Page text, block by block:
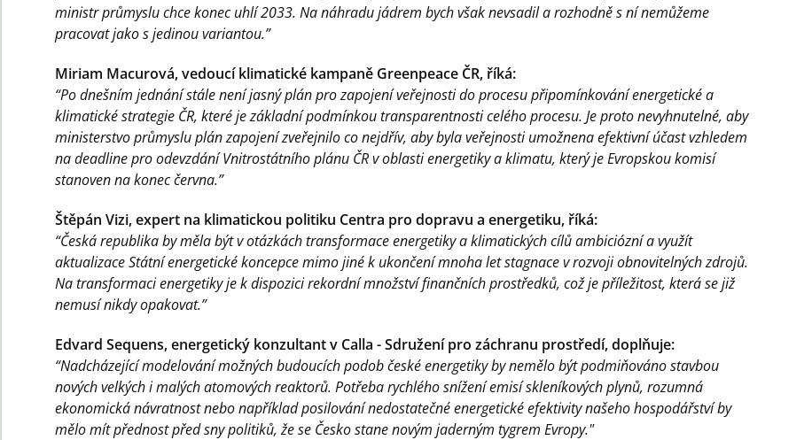
ministr průmyslu chce konec uhlí 2033. Na náhradu jádrem bych však nevsadil a rozhodně s ní nemůžeme
pracovat jako s jedinou variantou.”
Miriam Macurová, vedoucí klimatické kampaně Greenpeace ČR, říká:
“Po dnešním jednání stále není jasný plán pro zapojení veřejnosti do procesu připomínkování energetické a
klimatické strategie ČR, které je základní podmínkou transparentnosti celého procesu. Je proto nevyhnutelné, aby
ministerstvo průmyslu plán zapojení zveřejnilo co nejdřív, aby byla veřejnosti umožnena efektivní účast vzhledem
na deadline pro odevzdání Vnitrostátního plánu ČR v oblasti energetiky a klimatu, který je Evropskou komisí
stanoven na konec června.”
Štěpán Vizi, expert na klimatickou politiku Centra pro dopravu a energetiku, říká:
“Česká republika by měla být v otázkách transformace energetiky a klimatických cílů ambiciózní a využít
aktualizace Státní energetické koncepce mimo jiné k ukončení mnoha let stagnace v rozvoji obnovitelných zdrojů.
Na transformaci energetiky je k dispozici rekordní množství finančních prostředků, což je příležitost, která se již
nemusí nikdy opakovat.”
Edvard Sequens, energetický konzultant v Calla - Sdružení pro záchranu prostředí, doplňuje:
“Nadcházející modelování možných budoucích podob české energetiky by nemělo být podmiňováno stavbou
nových velkých i malých atomových reaktorů. Potřeba rychlého snížení emisí skleníkových plynů, rozumná
ekonomická návratnost nebo například posilování nedostatečné energetické efektivity našeho hospodářství by
mělo mít přednost před sny politiků, že se Česko stane novým jaderným tygrem Evropy."